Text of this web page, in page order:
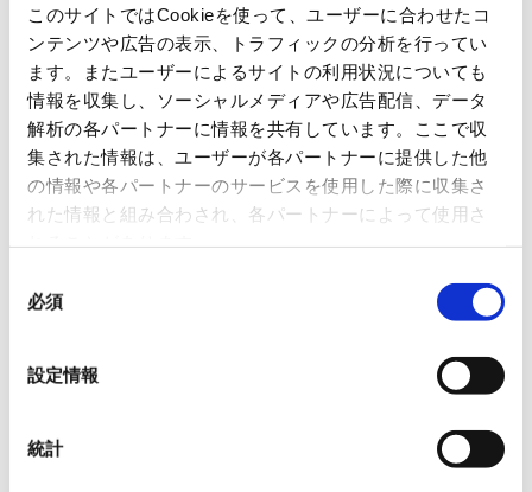
このサイトではCookieを使って、ユーザーに合わせたコ
ンテンツや広告の表示、トラフィックの分析を行ってい
ます。またユーザーによるサイトの利用状況についても
情報を収集し、ソーシャルメディアや広告配信、データ
解析の各パートナーに情報を共有しています。ここで収
集された情報は、ユーザーが各パートナーに提供した他
の情報や各パートナーのサービスを使用した際に収集さ
れた情報と組み合わされ、各パートナーによって使用さ
必須
設定情報
統計
設立年月日
2017年4月
事業領域
U.S.A
主要事業
取扱商品